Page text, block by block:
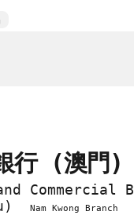
行 (澳門
Commercial
Nam Kwong Branch